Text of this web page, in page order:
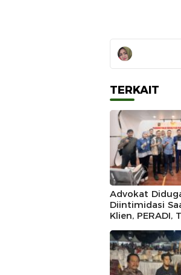
TERKAIT
Advokat
Diintimidasi
Klien, PERADI,
Polda Riau
Dugaan